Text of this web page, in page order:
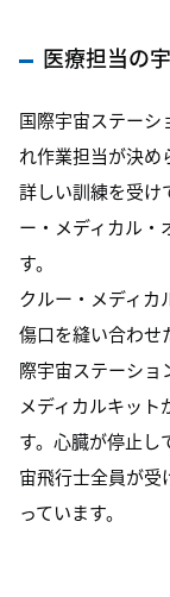
医療担当の
国際宇宙ステーシ
れ作業担当が決め
詳しい訓練を受け
ー・メディカル・
す。
クルー・メディカ
傷口を縫い合わせ
際宇宙ステーショ
メディカルキット
す。心臓が停止し
宙飛行士全員が受
っています。